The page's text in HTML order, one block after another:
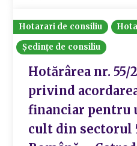
Hotarari de consiliu
Ședințe de consiliu
Hotărârea nr. 55/
privind
financiar pentru
cult din sectorul